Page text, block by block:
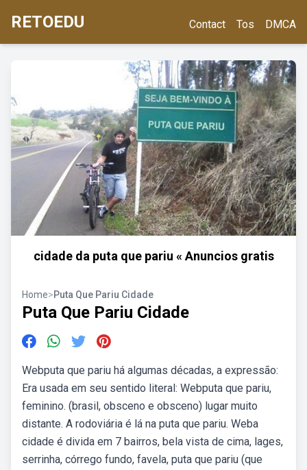
RETOEDU Contact Tos DMCA
cidade da puta que pariu « Anuncios gratis
Home>Puta Que Pariu Cidade
Puta Que Pariu Cidade
Webputa que pariu há algumas décadas, a expressão:
Era usada em seu sentido literal: Webputa que pariu,
feminino. (brasil, obsceno e obsceno) lugar muito
distante. A rodoviária é lá na puta que pariu. Weba
cidade é divida em 7 bairros, bela vista de cima, lages,
serrinha, córrego fundo, favela, puta que pariu (que